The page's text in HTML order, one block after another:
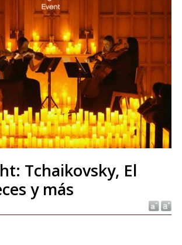
Tchaikovsky, El
y más